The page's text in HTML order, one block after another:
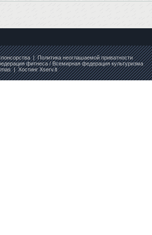
|Политика неоглашаемой приватности
фитнеса / Всемирная федерация культуризма
| ХостингXserv.lt